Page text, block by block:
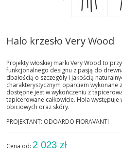
Halo krzesło Very Wood
Projekty włoskiej marki Very Wood to
funkcjonalnego designu z pasją do
dbałością o szczegóły i jakością
charakterystycznym oparciem
dostępne jest w wykończeniu z
tapicerowane całkowicie. Hola występuje
obiciowych oraz skóry.
PROJEKTANT: ODOARDO FIORAVANTI
Cena od: 2 023 zł